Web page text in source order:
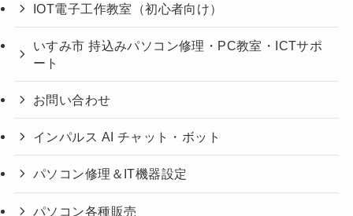
IOT電子工作教室（初心者向け）
いすみ市 持込みパソコン修理・PC教室・ICTサポ
ート
お問い合わせ
インパルス AI チャット・ボット
パソコン修理＆IT機器設定
パソコン各種販売